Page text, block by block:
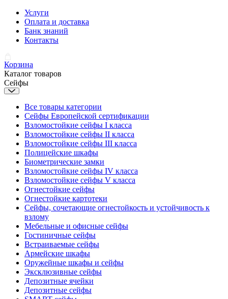
Услуги
Оплата и доставка
Банк знаний
Контакты
Корзина
Каталог товаров
Сейфы
Все товары категории
Сейфы Европейской сертификации
Взломостойкие сейфы I класса
Взломостойкие сейфы II класса
Взломостойкие сейфы III класса
Полицейские шкафы
Биометрические замки
Взломостойкие сейфы IV класса
Взломостойкие сейфы V класса
Огнестойкие сейфы
Огнестойкие картотеки
Сейфы, сочетающие огнестойкость и устойчивость к
взлому
Мебельные и офисные сейфы
Гостиничные сейфы
Встраиваемые сейфы
Армейские шкафы
Оружейные шкафы и сейфы
Эксклюзивные сейфы
Депозитные ячейки
Депозитные сейфы